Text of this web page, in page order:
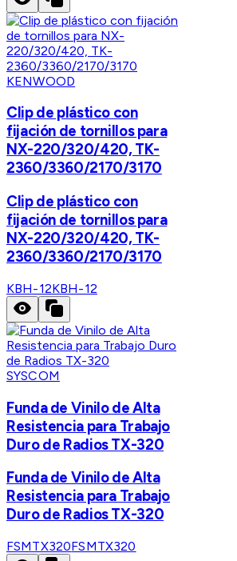
KENWOOD
Clip de plástico con
fijación de tornillos para
NX-220/320/420, TK-
2360/3360/2170/3170
Clip de plástico con
fijación de tornillos para
NX-220/320/420, TK-
2360/3360/2170/3170
KBH-12KBH-12
SYSCOM
Funda de Vinilo de Alta
Resistencia para Trabajo
Duro de Radios TX-320
Funda de Vinilo de Alta
Resistencia para Trabajo
Duro de Radios TX-320
FSMTX320FSMTX320